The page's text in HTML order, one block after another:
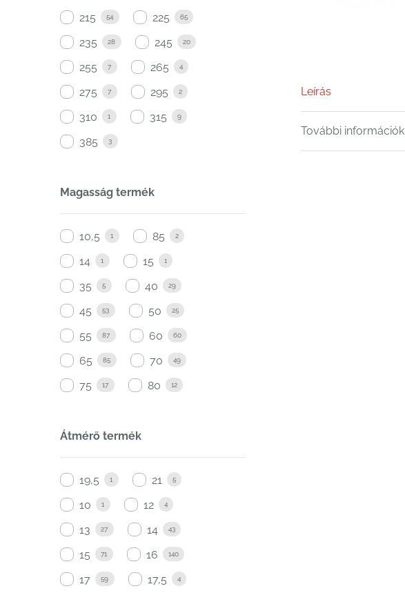
Leírás
További információk
215 54 225 65
235 28 245 20
255 7 265 4
275 7 295 2
310 1 315 9
385 3
Magasság termék
10,5 1 85 2
14 1 15 1
35 5 40 29
45 53 50 25
55 87 60 60
65 85 70 49
75 17 80 12
Átmérő termék
19,5 1 21 5
10 1 12 4
13 27 14 43
15 71 16 140
17 59 17,5 4